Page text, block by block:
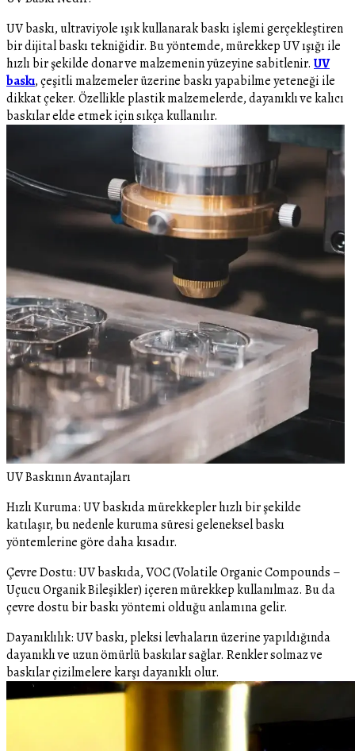
UV baskı, ultraviyole ışık kullanarak baskı işlemi gerçekleştiren
bir dijital baskı tekniğidir. Bu yöntemde, mürekkep UV ışığı ile
hızlı bir şekilde donar ve malzemenin yüzeyine sabitlenir. UV
baskı, çeşitli malzemeler üzerine baskı yapabilme yeteneği ile
dikkat çeker. Özellikle plastik malzemelerde, dayanıklı ve kalıcı
baskılar elde etmek için sıkça kullanılır.
UV Baskının Avantajları
Hızlı Kuruma: UV baskıda mürekkepler hızlı bir şekilde
katılaşır, bu nedenle kuruma süresi geleneksel baskı
yöntemlerine göre daha kısadır.
Çevre Dostu: UV baskıda, VOC (Volatile Organic Compounds –
Uçucu Organik Bileşikler) içeren mürekkep kullanılmaz. Bu da
çevre dostu bir baskı yöntemi olduğu anlamına gelir.
Dayanıklılık: UV baskı, pleksi levhaların üzerine yapıldığında
dayanıklı ve uzun ömürlü baskılar sağlar. Renkler solmaz ve
baskılar çizilmelere karşı dayanıklı olur.